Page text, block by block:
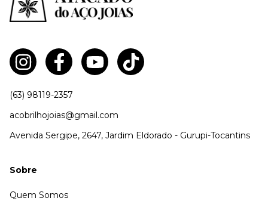
(63) 98119-2357
acobrilhojoias@gmail.com
Avenida Sergipe, 2647, Jardim Eldorado - Gurupi-Tocantins
Sobre
Quem Somos